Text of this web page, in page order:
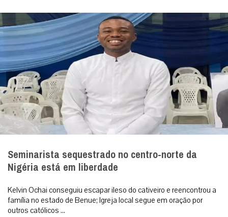
Seminarista sequestrado no centro-norte da
Nigéria está em liberdade
Kelvin Ochai conseguiu escapar ileso do cativeiro e reencontrou a
família no estado de Benue; Igreja local segue em oração por
outros católicos ...